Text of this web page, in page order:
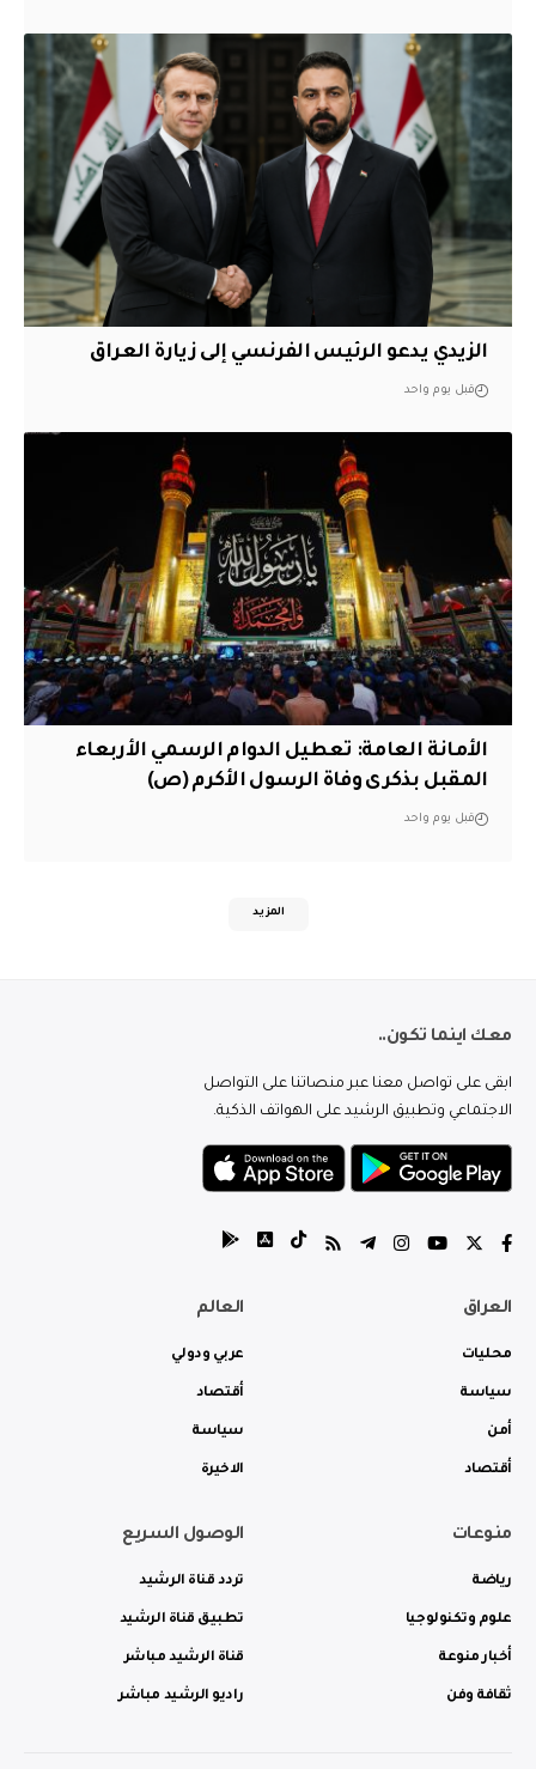
الزيدي يدعو الرئيس الفرنسي إلى زيارة العراق
قبل يوم واحد
الأمانة العامة: تعطيل الدوام الرسمي الأربعاء
المقبل بذكرى وفاة الرسول الأكرم (ص)
قبل يوم واحد
المزيد
معك اينما تكون..
ابقى على تواصل معنا عبر منصاتنا على التواصل
الاجتماعي وتطبيق الرشيد على الهواتف الذكية.
العراق
محليات
سياسة
أمن
أقتصاد
العالم
عربي ودولي
أقتصاد
سياسة
الاخيرة
منوعات
رياضة
علوم وتكنولوجيا
أخبار منوعة
ثقافة وفن
الوصول السريع
تردد قناة الرشيد
تطبيق قناة الرشيد
قناة الرشيد مباشر
راديو الرشيد مباشر